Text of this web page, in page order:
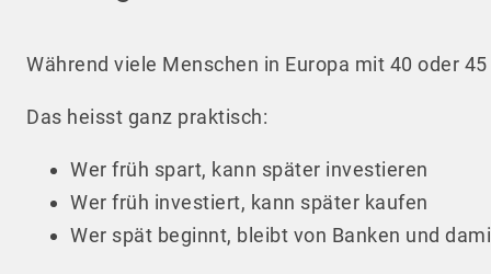
Während viele Menschen in Europa mit 40 oder
Das heisst ganz praktisch:
Wer früh spart, kann später investieren
Wer früh investiert, kann später kaufen
Wer spät beginnt, bleibt von Banken und